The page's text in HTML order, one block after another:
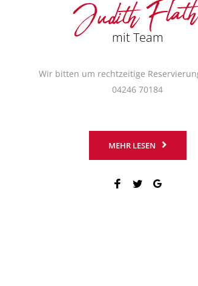
mit Team
Wir bitten um rechtzeitige
04246 70184
MEHR LESEN